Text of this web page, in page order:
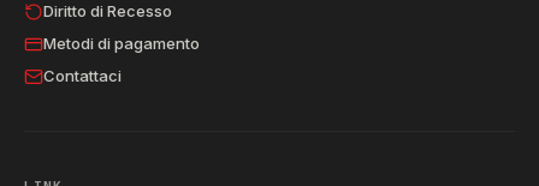
Diritto di Recesso
Metodi di pagamento
Contattaci